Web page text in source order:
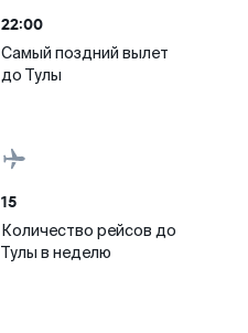
22:00
Самый поздний вылет
до Тулы
15
Количество рейсов до
Тулы в неделю